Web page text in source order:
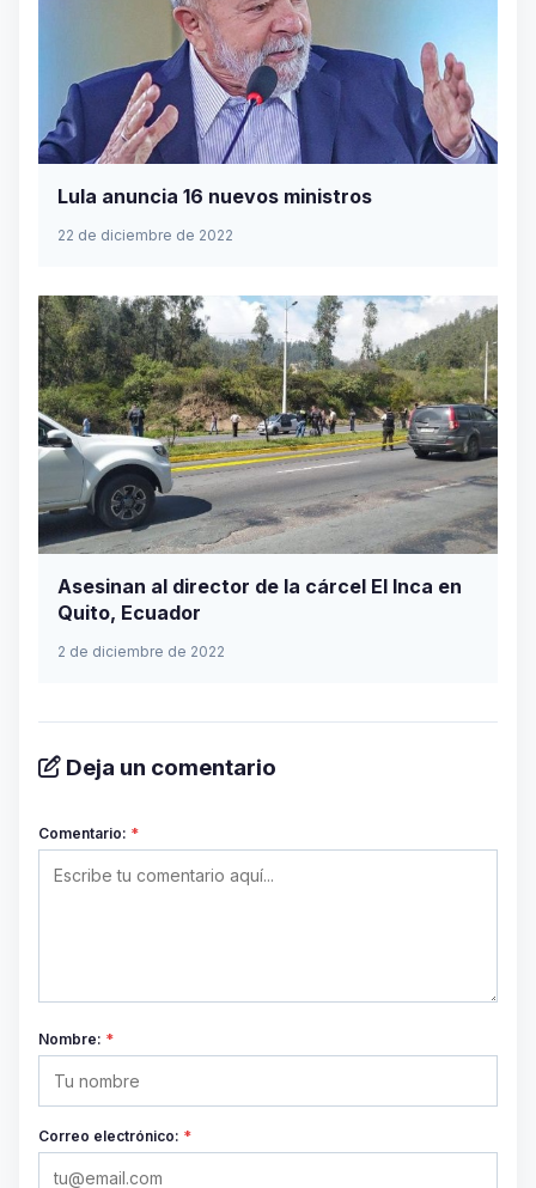
Lula anuncia 16 nuevos ministros
22 de diciembre de 2022
Asesinan al director de la cárcel El Inca en
Quito, Ecuador
2 de diciembre de 2022
Deja un comentario
Comentario: *
Nombre: *
Correo electrónico: *